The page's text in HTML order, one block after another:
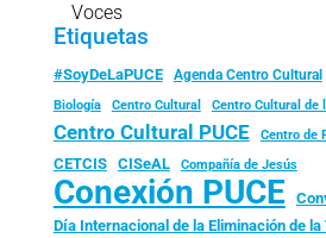
Voces
Etiquetas
#SoyDeLaPUCE Agenda Centro Cultural
Biología
Centro Cultural Centro Cultural de
Centro Cultural PUCE Centro de
CETCIS CISeAL Compañía de Jesús
Conexión PUCE
Día Internacional de la Eliminación de